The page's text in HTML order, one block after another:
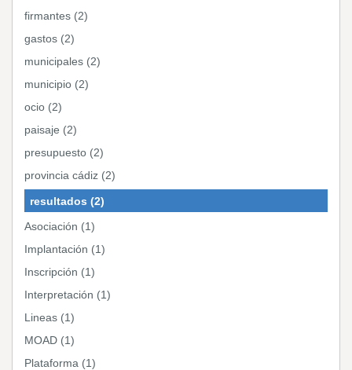
firmantes (2)
gastos (2)
municipales (2)
municipio (2)
ocio (2)
paisaje (2)
presupuesto (2)
provincia cádiz (2)
resultados (2)
Asociación (1)
Implantación (1)
Inscripción (1)
Interpretación (1)
Lineas (1)
MOAD (1)
Plataforma (1)